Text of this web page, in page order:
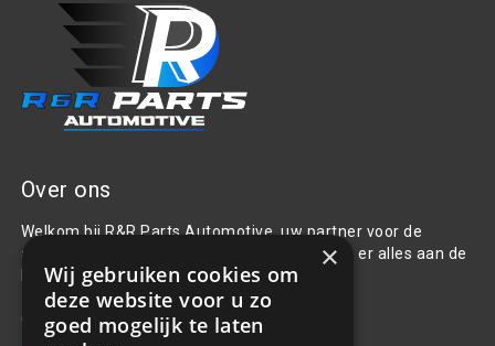
Over ons
Welkom bij R&R Parts Automotive, uw partner voor de
aanschaf van alle auto accessoires. Wij doen er alles aan de
beste selectie, service & prijs te bieden.
Contact
×
Wij gebruiken cookies om
deze website voor u zo
goed mogelijk te laten